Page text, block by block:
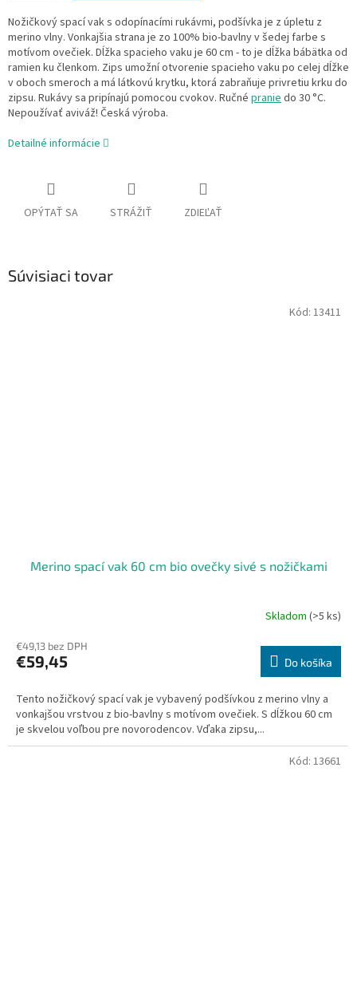
Nožičkový spací vak s odopínacími rukávmi, podšívka je z úpletu z
merino vlny. Vonkajšia strana je zo 100% bio-bavlny v šedej farbe s
motívom ovečiek. Dĺžka spacieho vaku je 60 cm - to je dĺžka bábätka od
ramien ku členkom. Zips umožní otvorenie spacieho vaku po celej dĺžke
v oboch smeroch a má látkovú krytku, ktorá zabraňuje privretiu krku do
zipsu. Rukávy sa pripínajú pomocou cvokov. Ručné praniedo 30 °C.
Nepoužívať aviváž! Česká výroba.
Detailné informácie
OPÝTAŤ SA STRÁŽIŤ ZDIEĽAŤ
Súvisiaci tovar
Merino spací vak 60 cm bio ovečky sivé s nožičkami
Skladom (>5 ks)
€49,13 bez DPH
€59,45 Do košíka
Tento nožičkový spací vak je vybavený podšívkou z merino vlny a
vonkajšou vrstvou z bio-bavlny s motívom ovečiek. S dĺžkou 60 cm
je skvelou voľbou pre novorodencov. Vďaka zipsu,...
Kód: 13411
Kód: 13661